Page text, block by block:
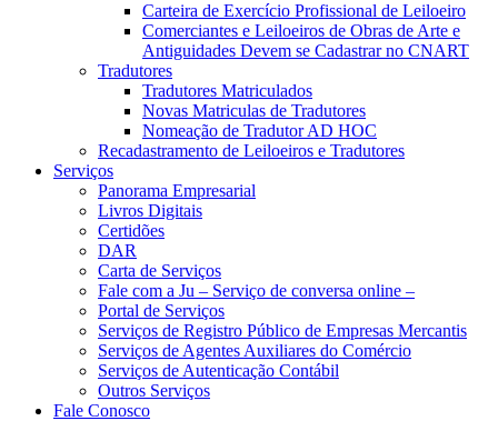
Carteira de Exercício Profissional de Leiloeiro
Comerciantes e Leiloeiros de Obras de Arte e
Antiguidades Devem se Cadastrar no CNART
Tradutores
Tradutores Matriculados
Novas Matriculas de Tradutores
Nomeação de Tradutor AD HOC
Recadastramento de Leiloeiros e Tradutores
Serviços
Panorama Empresarial
Livros Digitais
Certidões
DAR
Carta de Serviços
Fale com a Ju – Serviço de conversa online –
Portal de Serviços
Serviços de Registro Público de Empresas Mercantis
Serviços de Agentes Auxiliares do Comércio
Serviços de Autenticação Contábil
Outros Serviços
Fale Conosco